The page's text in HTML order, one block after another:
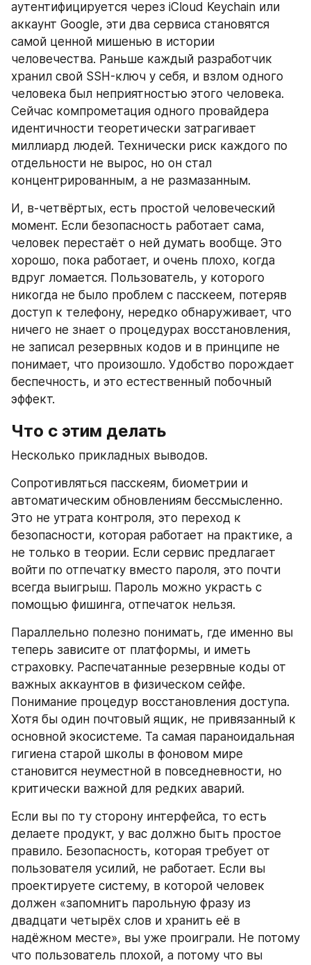
аутентифицируется через iCloud Keychain или
аккаунт Google, эти два сервиса становятся
самой ценной мишенью в истории
человечества. Раньше каждый разработчик
хранил свой SSH-ключ у себя, и взлом одного
человека был неприятностью этого человека.
Сейчас компрометация одного провайдера
идентичности теоретически затрагивает
миллиард людей. Технически риск каждого по
отдельности не вырос, но он стал
концентрированным, а не размазанным.
И, в-четвёртых, есть простой человеческий
момент. Если безопасность работает сама,
человек перестаёт о ней думать вообще. Это
хорошо, пока работает, и очень плохо, когда
вдруг ломается. Пользователь, у которого
никогда не было проблем с пасскеем, потеряв
доступ к телефону, нередко обнаруживает, что
ничего не знает о процедурах восстановления,
не записал резервных кодов и в принципе не
понимает, что произошло. Удобство порождает
беспечность, и это естественный побочный
эффект.
Что с этим делать
Несколько прикладных выводов.
Сопротивляться пасскеям, биометрии и
автоматическим обновлениям бессмысленно.
Это не утрата контроля, это переход к
безопасности, которая работает на практике, а
не только в теории. Если сервис предлагает
войти по отпечатку вместо пароля, это почти
всегда выигрыш. Пароль можно украсть с
помощью фишинга, отпечаток нельзя.
Параллельно полезно понимать, где именно вы
теперь зависите от платформы, и иметь
страховку. Распечатанные резервные коды от
важных аккаунтов в физическом сейфе.
Понимание процедур восстановления доступа.
Хотя бы один почтовый ящик, не привязанный к
основной экосистеме. Та самая параноидальная
гигиена старой школы в фоновом мире
становится неуместной в повседневности, но
критически важной для редких аварий.
Если вы по ту сторону интерфейса, то есть
делаете продукт, у вас должно быть простое
правило. Безопасность, которая требует от
пользователя усилий, не работает. Если вы
проектируете систему, в которой человек
должен «запомнить парольную фразу из
двадцати четырёх слов и хранить её в
надёжном месте», вы уже проиграли. Не потому
что пользователь плохой, а потому что вы